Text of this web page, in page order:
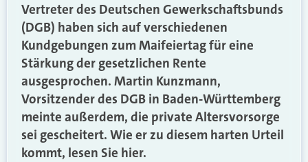
Vertreter des Deutschen Gewerkschaftsbunds
(DGB) haben sich auf verschiedenen
Kundgebungen zum Maifeiertag für eine
Stärkung der gesetzlichen Rente
ausgesprochen. Martin Kunzmann,
Vorsitzender des DGB in Baden-Württemberg
meinte außerdem, die private Altersvorsorge
sei gescheitert. Wie er zu diesem harten Urteil
kommt, lesen Sie hier.